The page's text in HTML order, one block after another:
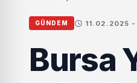
GÜNDEM 11.02.2025 -
Bursa